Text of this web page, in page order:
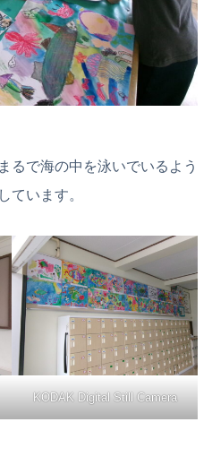
るで海の中を泳いでいるよう
ています。
KODAK Digital Still Camera